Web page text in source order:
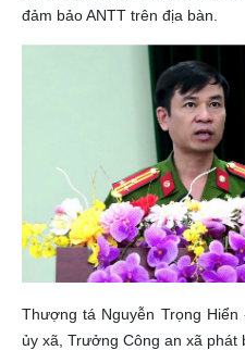
đảm bảo ANTT trên địa bàn.
Thượng tá Nguyễn Trọng
ủy xã, Trưởng Công an xã phát